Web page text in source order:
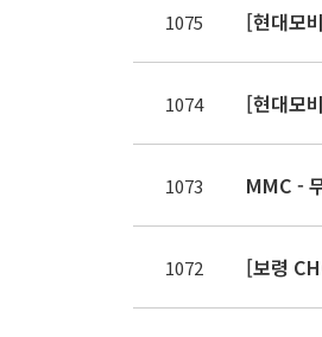
1075 [현대모
1074 [현대모
1073 MMC -
1072 [보령